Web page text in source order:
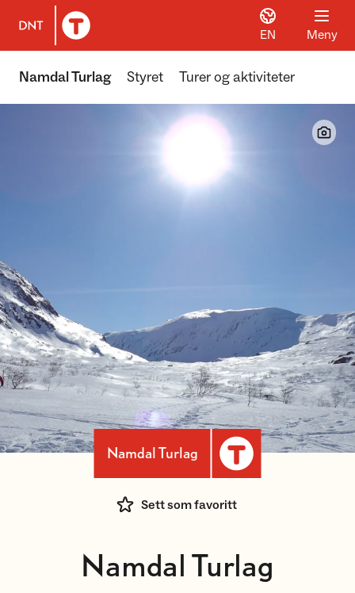
Til DNT.no forside
EN Meny
Namdal Turlag Styret Turer og aktiviteter
Namdal Turlag
Sett som favoritt
Namdal Turlag